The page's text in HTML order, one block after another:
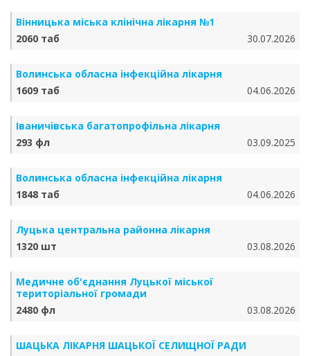
Вінницька міська клінічна лікарня №1
2060 таб
30.07.2026
Волинська обласна інфекційна лікарня
1609 таб
04.06.2026
Іваничівська багатопрофільна лікарня
293 фл
03.09.2025
Волинська обласна інфекційна лікарня
1848 таб
04.06.2026
Луцька центральна районна лікарня
1320 шт
03.08.2026
Медичне об'єднання Луцької міської
територіальної громади
2480 фл
03.08.2026
ШАЦЬКА ЛІКАРНЯ ШАЦЬКОЇ СЕЛИЩНОЇ РАДИ